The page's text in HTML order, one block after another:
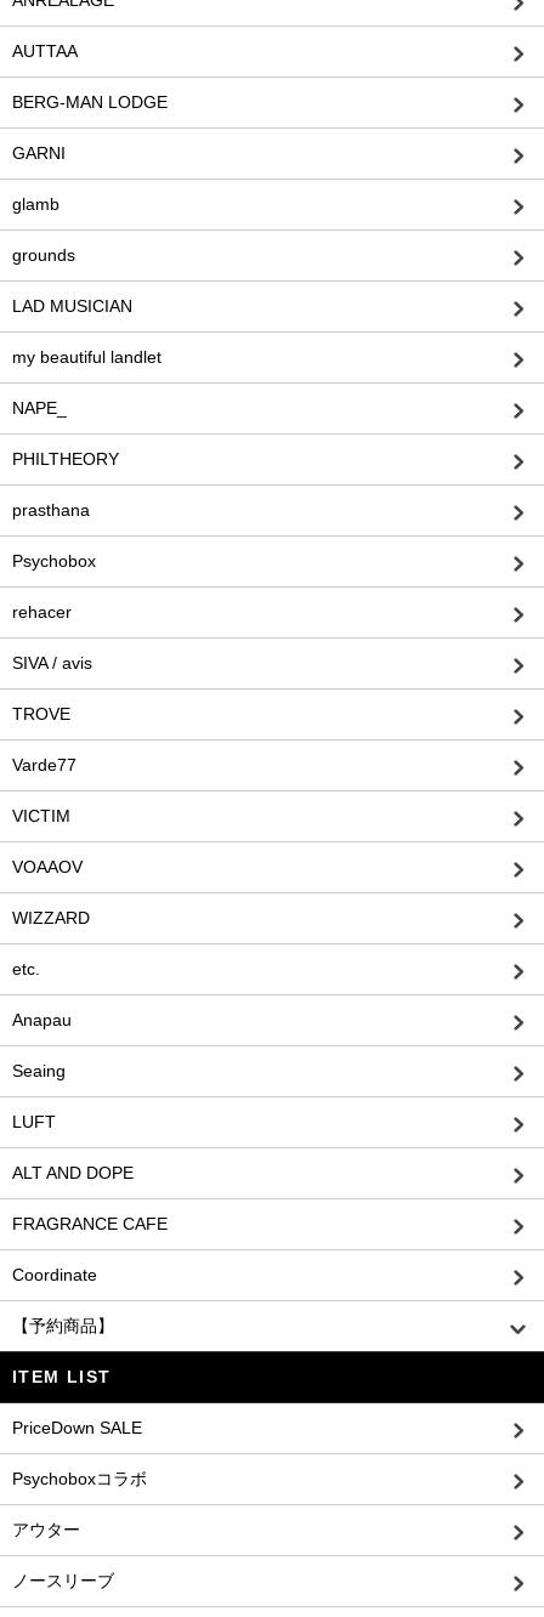
AUTTAA
BERG-MAN LODGE
GARNI
glamb
grounds
LAD MUSICIAN
my beautiful landlet
NAPE_
PHILTHEORY
prasthana
Psychobox
rehacer
SIVA / avis
TROVE
Varde77
VICTIM
VOAAOV
WIZZARD
etc.
Anapau
Seaing
LUFT
ALT AND DOPE
FRAGRANCE CAFE
Coordinate
【予約商品】
ITEM LIST
PriceDown SALE
Psychoboxコラボ
アウター
ノースリーブ